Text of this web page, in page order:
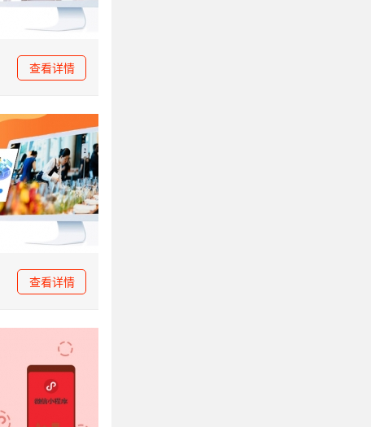
查看详情
查看详情